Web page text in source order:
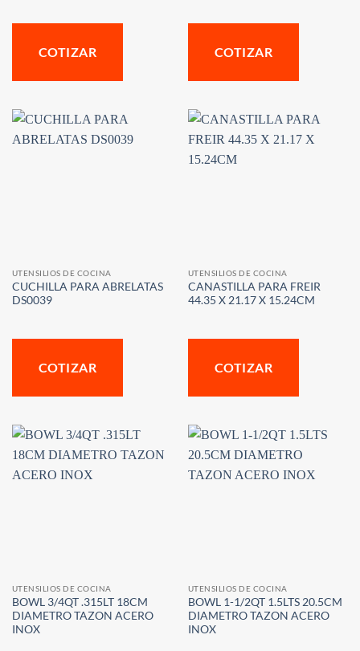
COTIZAR COTIZAR
UTENSILIOS DE COCINA
CUCHILLA PARA ABRELATAS
DS0039
COTIZAR
UTENSILIOS DE COCINA
CANASTILLA PARA FREIR
44.35 X 21.17 X 15.24CM
COTIZAR
UTENSILIOS DE COCINA
BOWL 3/4QT .315LT 18CM
DIAMETRO TAZON ACERO
INOX
UTENSILIOS DE COCINA
BOWL 1-1/2QT 1.5LTS 20.5CM
DIAMETRO TAZON ACERO
INOX